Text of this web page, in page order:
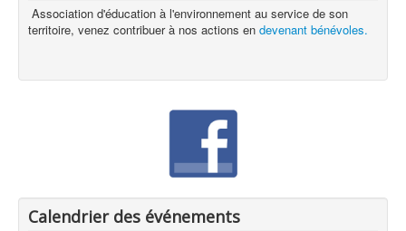
Association d'éducation à l'environnement au service de son
territoire, venez contribuer à nos actions en devenant bénévoles.
Calendrier des événements